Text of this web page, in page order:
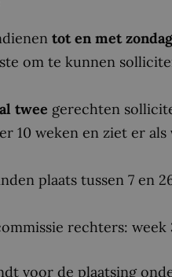
tot en met
om te kunnen
twee gerechten
10 weken en ziet er
plaats tussen 7 en
rechters: week
voor de plaatsing